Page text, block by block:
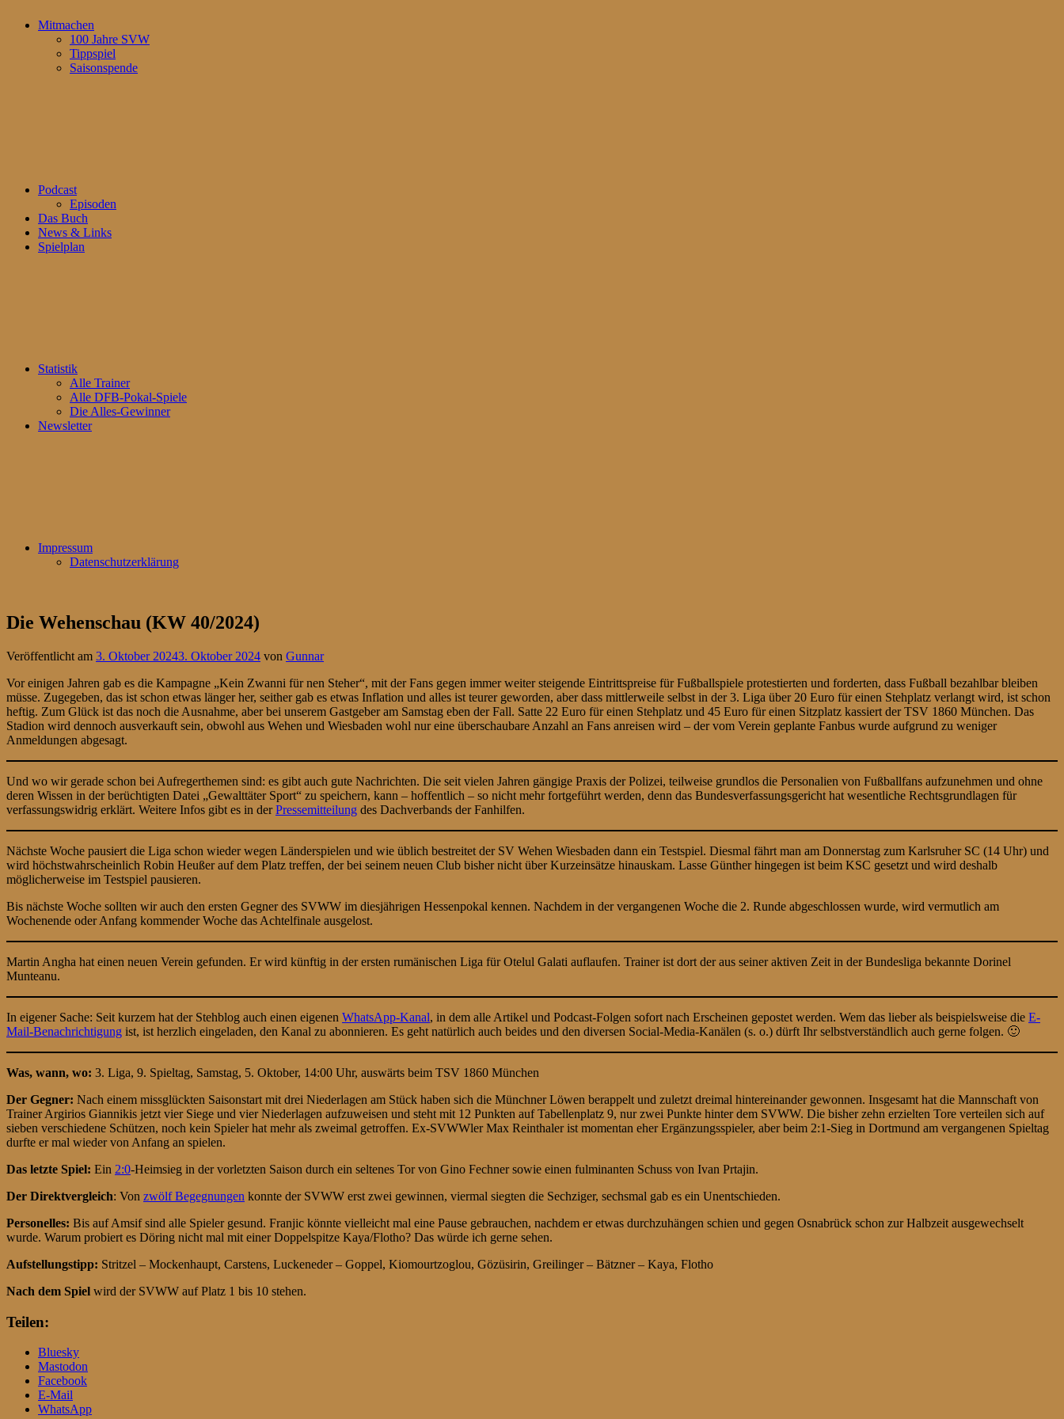
Mitmachen
100 Jahre SVW
Tippspiel
Saisonspende
Podcast
Episoden
Das Buch
News & Links
Spielplan
Statistik
Alle Trainer
Alle DFB-Pokal-Spiele
Die Alles-Gewinner
Newsletter
Impressum
Datenschutzerklärung
Die Wehenschau (KW 40/2024)
Veröffentlicht am 3. Oktober 20243. Oktober 2024 von Gunnar
Vor einigen Jahren gab es die Kampagne „Kein Zwanni für nen Steher“, mit der Fans gegen immer weiter steigende Eintrittspreise für Fußballspiele protestierten und forderten, dass Fußball bezahlbar bleiben
müsse. Zugegeben, das ist schon etwas länger her, seither gab es etwas Inflation und alles ist teurer geworden, aber dass mittlerweile selbst in der 3. Liga über 20 Euro für einen Stehplatz verlangt wird, ist schon
heftig. Zum Glück ist das noch die Ausnahme, aber bei unserem Gastgeber am Samstag eben der Fall. Satte 22 Euro für einen Stehplatz und 45 Euro für einen Sitzplatz kassiert der TSV 1860 München. Das
Stadion wird dennoch ausverkauft sein, obwohl aus Wehen und Wiesbaden wohl nur eine überschaubare Anzahl an Fans anreisen wird – der vom Verein geplante Fanbus wurde aufgrund zu weniger
Anmeldungen abgesagt.
Und wo wir gerade schon bei Aufregerthemen sind: es gibt auch gute Nachrichten. Die seit vielen Jahren gängige Praxis der Polizei, teilweise grundlos die Personalien von Fußballfans aufzunehmen und ohne
deren Wissen in der berüchtigten Datei „Gewalttäter Sport“ zu speichern, kann – hoffentlich – so nicht mehr fortgeführt werden, denn das Bundesverfassungsgericht hat wesentliche Rechtsgrundlagen für
verfassungswidrig erklärt. Weitere Infos gibt es in derPressemitteilung des Dachverbands der Fanhilfen.
Nächste Woche pausiert die Liga schon wieder wegen Länderspielen und wie üblich bestreitet der SV Wehen Wiesbaden dann ein Testspiel. Diesmal fährt man am Donnerstag zum Karlsruher SC (14 Uhr) und
wird höchstwahrscheinlich Robin Heußer auf dem Platz treffen, der bei seinem neuen Club bisher nicht über Kurzeinsätze hinauskam. Lasse Günther hingegen ist beim KSC gesetzt und wird deshalb
möglicherweise im Testspiel pausieren.
Bis nächste Woche sollten wir auch den ersten Gegner des SVWW im diesjährigen Hessenpokal kennen. Nachdem in der vergangenen Woche die 2. Runde abgeschlossen wurde, wird vermutlich am
Wochenende oder Anfang kommender Woche das Achtelfinale ausgelost.
Martin Angha hat einen neuen Verein gefunden. Er wird künftig in der ersten rumänischen Liga für Otelul Galati auflaufen. Trainer ist dort der aus seiner aktiven Zeit in der Bundesliga bekannte Dorinel
Munteanu.
In eigener Sache: Seit kurzem hat der Stehblog auch einen eigenen WhatsApp-Kanal, in dem alle Artikel und Podcast-Folgen sofort nach Erscheinen gepostet werden. Wem das lieber als beispielsweise die E-
Mail-Benachrichtigung ist, ist herzlich eingeladen, den Kanal zu abonnieren. Es geht natürlich auch beides und den diversen Social-Media-Kanälen (s. o.) dürft Ihr selbstverständlich auch gerne folgen. 🙂
Was, wann, wo: 3. Liga, 9. Spieltag, Samstag, 5. Oktober, 14:00 Uhr, auswärts beim TSV 1860 München
Der Gegner: Nach einem missglückten Saisonstart mit drei Niederlagen am Stück haben sich die Münchner Löwen berappelt und zuletzt dreimal hintereinander gewonnen. Insgesamt hat die Mannschaft von
Trainer Argirios Giannikis jetzt vier Siege und vier Niederlagen aufzuweisen und steht mit 12 Punkten auf Tabellenplatz 9, nur zwei Punkte hinter dem SVWW. Die bisher zehn erzielten Tore verteilen sich auf
sieben verschiedene Schützen, noch kein Spieler hat mehr als zweimal getroffen. Ex-SVWWler Max Reinthaler ist momentan eher Ergänzungsspieler, aber beim 2:1-Sieg in Dortmund am vergangenen Spieltag
durfte er mal wieder von Anfang an spielen.
Das letzte Spiel: Ein 2:0-Heimsieg in der vorletzten Saison durch ein seltenes Tor von Gino Fechner sowie einen fulminanten Schuss von Ivan Prtajin.
Der Direktvergleich: Von zwölf Begegnungen konnte der SVWW erst zwei gewinnen, viermal siegten die Sechziger, sechsmal gab es ein Unentschieden.
Personelles: Bis auf Amsif sind alle Spieler gesund. Franjic könnte vielleicht mal eine Pause gebrauchen, nachdem er etwas durchzuhängen schien und gegen Osnabrück schon zur Halbzeit ausgewechselt
wurde. Warum probiert es Döring nicht mal mit einer Doppelspitze Kaya/Flotho? Das würde ich gerne sehen.
Aufstellungstipp: Stritzel – Mockenhaupt, Carstens, Luckeneder – Goppel, Kiomourtzoglou, Gözüsirin, Greilinger – Bätzner – Kaya, Flotho
Nach dem Spiel wird der SVWW auf Platz 1 bis 10 stehen.
Teilen:
Bluesky
Mastodon
Facebook
E-Mail
WhatsApp